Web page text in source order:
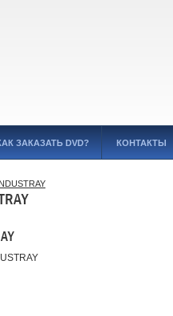
ЗАКАЗАТЬ DVD? КОНТАКТЫ